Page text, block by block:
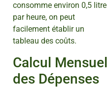
consomme environ 0,5 litre
par heure, on peut
facilement établir un
tableau des coûts.
Calcul Mensuel
des Dépenses